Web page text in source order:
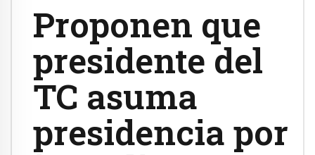
Proponen que
presidente del
TC asuma
presidencia por